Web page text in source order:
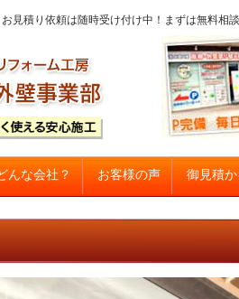
談・お見積り依頼は随時受け付け中！ま
宅塗り替え専門店
んな会社？ お客様の声 御見積